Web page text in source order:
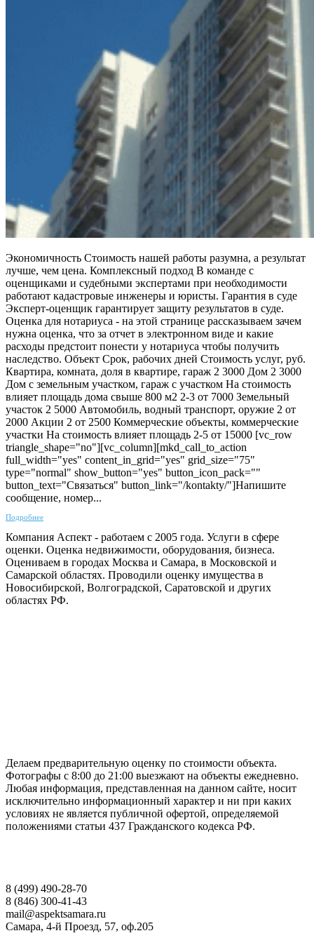
Экономичность Стоимость нашей работы разумна, а результат
лучше, чем цена. Комплексный подход В команде с
оценщиками и судебными экспертами при необходимости
работают кадастровые инженеры и юристы. Гарантия в суде
Эксперт-оценщик гарантирует защиту результатов в суде.
Оценка для нотариуса - на этой странице рассказываем зачем
нужна оценка, что за отчет в электронном виде и какие
расходы предстоит понести у нотариуса чтобы получить
наследство. Объект Срок, рабочих дней Стоимость услуг, руб.
Квартира, комната, доля в квартире, гараж 2 3000 Дом 2 3000
Дом с земельным участком, гараж с участком На стоимость
влияет площадь дома свыше 800 м2 2-3 от 7000 Земельный
участок 2 5000 Автомобиль, водный транспорт, оружие 2 от
2000 Акции 2 от 2500 Коммерческие объекты, коммерческие
участки На стоимость влияет площадь 2-5 от 15000 [vc_row
triangle_shape="no"][vc_column][mkd_call_to_action
full_width="yes" content_in_grid="yes" grid_size="75"
type="normal" show_button="yes" button_icon_pack=""
button_text="Связаться" button_link="/kontakty/"]Напишите
сообщение, номер...
Подробнее
Компания Аспект - работаем с 2005 года. Услуги в сфере
оценки. Оценка недвижимости, оборудования, бизнеса.
Оцениваем в городах Москва и Самара, в Московской и
Самарской областях. Проводили оценку имущества в
Новосибирской, Волгоградской, Саратовской и других
областях РФ.
Делаем предварительную оценку по стоимости объекта.
Фотографы с 8:00 до 21:00 выезжают на объекты ежедневно.
Любая информация, представленная на данном сайте, носит
исключительно информационный характер и ни при каких
условиях не является публичной офертой, определяемой
положениями статьи 437 Гражданского кодекса РФ.
8 (499) 490-28-70
8 (846) 300-41-43
mail@aspektsamara.ru
Самара, 4-й Проезд, 57, оф.205